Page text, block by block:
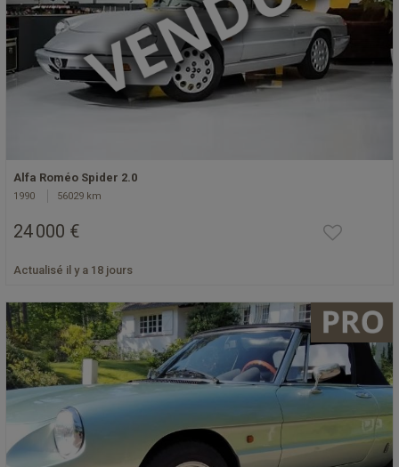
Alfa Roméo Spider 2.0
1990 56029 km
24 000 €
Actualisé il y a 18 jours